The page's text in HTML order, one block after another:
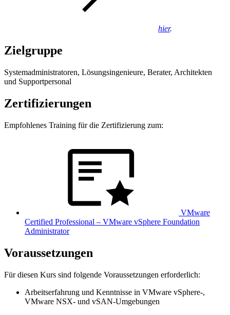
hier.
Zielgruppe
Systemadministratoren, Lösungsingenieure, Berater, Architekten
und Supportpersonal
Zertifizierungen
Empfohlenes Training für die Zertifizierung zum:
VMware
Certified Professional – VMware vSphere Foundation
Administrator
Voraussetzungen
Für diesen Kurs sind folgende Voraussetzungen erforderlich:
Arbeitserfahrung und Kenntnisse in VMware vSphere-,
VMware NSX- und vSAN-Umgebungen